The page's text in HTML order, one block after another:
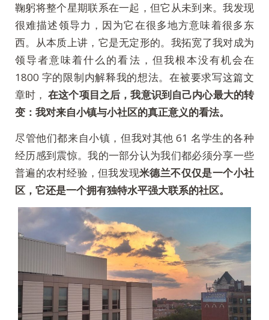
鞠躬将整个星期联系在一起，但它从未到来。我发现
很难描述领导力，因为它在很多地方意味着很多东
西。从本质上讲，它是无定形的。我拓宽了我对成为
领导者意味着什么的看法，但我根本没有机会在
1800 字的限制内解释我的想法。在被要求写这篇文
章时， 在这个项目之后，我意识到自己内心最大的转
变：我对来自小镇与小社区的真正意义的看法。
尽管他们都来自小镇，但我对其他 61 名学生的各种
经历感到震惊。我的一部分认为我们都必须分享一些
普遍的农村经验，但我发现米德兰不仅仅是一个小社
区，它还是一个拥有独特水平强大联系的社区。